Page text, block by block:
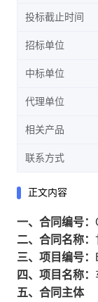
投标截止时间
招标单位
中标单位
代理单位
相关产品
联系方式
正文内容
一、合同编号：
二、合同名称：
三、项目编号：
四、项目名称：
五、合同主体